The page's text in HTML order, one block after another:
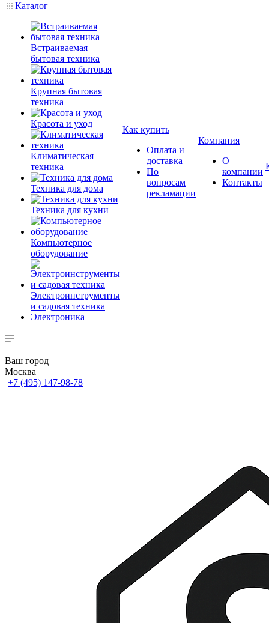
Каталог
Встраиваемая
бытовая техника
Крупная бытовая
техника
Красота и уход
Климатическая
техника
Техника для дома
Техника для кухни
Компьютерное
оборудование
Электроинструменты
и садовая техника
Электроника
Как купить
Оплата и
доставка
По
вопросам
рекламации
Компания
О
компании
Контакты
Ваш город
Москва
+7 (495) 147-98-78